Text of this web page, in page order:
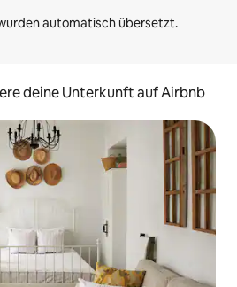
deine Unterkunft auf Airbnb